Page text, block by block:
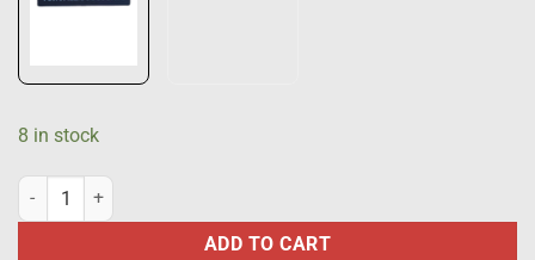
8 in stock
TURVALLISUUSJOHTO back mark, black quantity
ADD TO CART